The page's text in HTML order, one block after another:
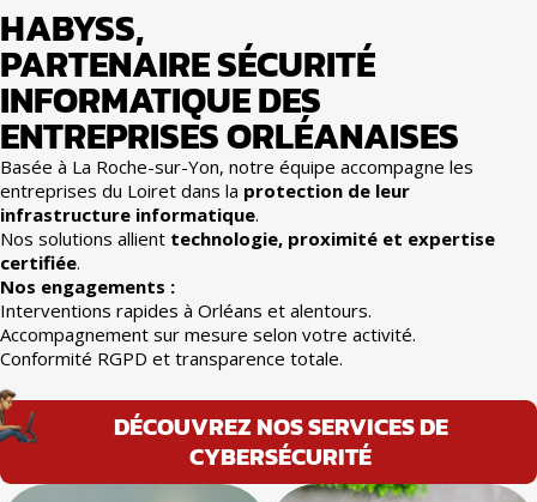
HABYSS,
PARTENAIRE SÉCURITÉ
INFORMATIQUE DES
ENTREPRISES ORLÉANAISES
Basée à La Roche-sur-Yon, notre équipe accompagne les
entreprises du Loiret dans la protection de leur
infrastructure informatique.
Nos solutions allient technologie, proximité et expertise
certifiée.
Nos engagements :
Interventions rapides à Orléans et alentours.
Accompagnement sur mesure selon votre activité.
Conformité RGPD et transparence totale.
DÉCOUVREZ NOS SERVICES DE
CYBERSÉCURITÉ